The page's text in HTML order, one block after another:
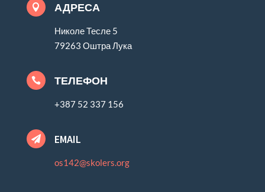
 АДРЕСА
Николе Тесле 5
79263 Оштра Лука
 ТЕЛЕФОН
+387 52 337 156
 EMAIL
os142@skolers.org